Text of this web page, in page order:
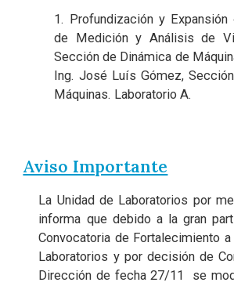
1. Profundización y
de Medición y Análisis de
Sección de Dinámica de
Ing. José Luís Gómez,
Máquinas. Laboratorio A.
Aviso Importante
La Unidad de Laboratorios por
informa que debido a la gran
Convocatoria de Fortalecimiento
Laboratorios y por decisión de
Dirección de fecha 27/11 se